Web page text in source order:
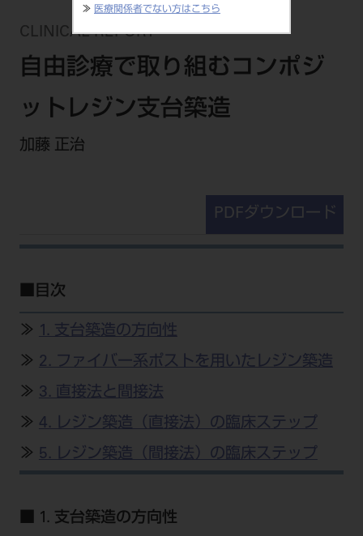
≫ 医療関係者でない方はこちら
CLINICAL REPORT
自由診療で取り組むコンポジ
ットレジン支台築造
加藤 正治
PDFダウンロード
■目次
≫ 1. 支台築造の方向性
≫ 2. ファイバー系ポストを用いたレジン築造
≫ 3. 直接法と間接法
≫ 4. レジン築造（直接法）の臨床ステップ
≫ 5. レジン築造（間接法）の臨床ステップ
■ 1. 支台築造の方向性
製品カテゴリ
チェア・ユニット
X線撮影装置・器具関連
レーザー装置関連
ディーラー向けシステム関連
CADデータ
中古医療機器
添付文書の電子化
オンラインカタログ InternetDO
モリタ友の会無料会員登録
お客様相談センター
製品サポート情報
製品から探す
モリタに対するご意見・お問い合わせ
ご開業に関するお問い合わせ
お客様の声への取り組み
商品感動体験
BLOG
Q&A
セミナー・イベント
全てのセミナー・イベント
歯科医師
Webセミナー
デンタルショー
モリタ関連イベント
学会・研究会
開業支援
One to One Club
Start Up チェック
物件エリア調査
DENTAL OFFICE セレクション
技工士会員
衛生士会員
無料会員のご案内
会員登録
ログイン
よくわかる高齢者歯科
高齢者歯科・訪問診療 製品情報
pd style
はじめての方へ
pdとは
デンタルマガジン
支店・営業所
支店営業所
公式SNS一覧
ビバリーくんLINEスタンプ